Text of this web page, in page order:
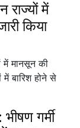
में
किया
मानसून की
बारिश होने से
गर्मी